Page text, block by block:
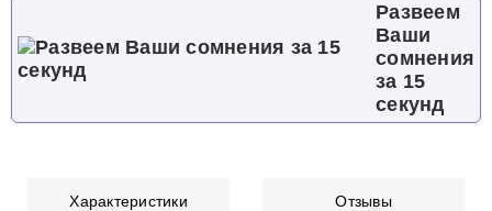
Развеем
Ваши
сомнения
за 15
секунд
Характеристики Отзывы